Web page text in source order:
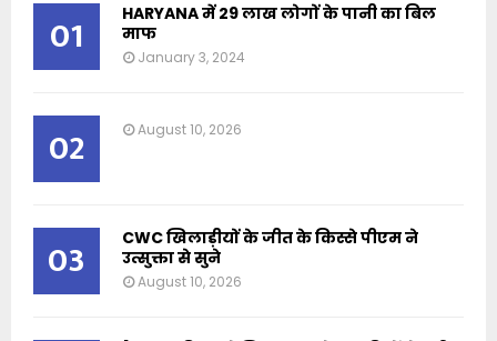
01
HARYANA में 29 लाख लोगों के पानी का बिल
माफ
January 3, 2024
02 August 10, 2026
03
CWC खिलाड़ीयों के जीत के किस्से पीएम ने
उत्सुक्ता से सुने
August 10, 2026